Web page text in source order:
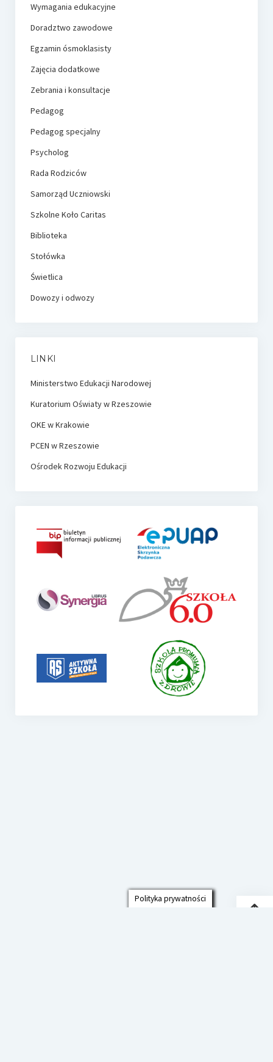
Wymagania edukacyjne
Doradztwo zawodowe
Egzamin ósmoklasisty
Zajęcia dodatkowe
Zebrania i konsultacje
Pedagog
Pedagog specjalny
Psycholog
Rada Rodziców
Samorząd Uczniowski
Szkolne Koło Caritas
Biblioteka
Stołówka
Świetlica
Dowozy i odwozy
LINKI
Ministerstwo Edukacji Narodowej
Kuratorium Oświaty w Rzeszowie
OKE w Krakowie
PCEN w Rzeszowie
Ośrodek Rozwoju Edukacji
Polityka prywatności